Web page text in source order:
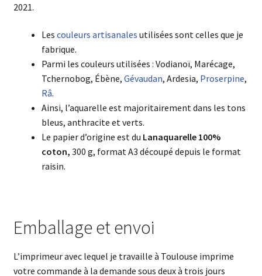
2021.
Les couleurs artisanales utilisées sont celles que je
fabrique.
Parmi les couleurs utilisées : Vodianoï, Marécage,
Tchernobog, Ébène, Gévaudan, Ardesia, Proserpine,
Râ.
Ainsi, l’aquarelle est majoritairement dans les tons
bleus, anthracite et verts.
Le papier d’origine est du Lanaquarelle 100%
coton, 300 g, format A3 découpé depuis le format
raisin.
Emballage et envoi
L’imprimeur avec lequel je travaille à Toulouse imprime
votre commande à la demande sous deux à trois jours